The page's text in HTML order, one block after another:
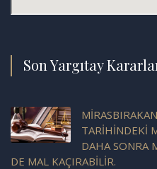
Son Yargıtay
TARİHİNDEKİ
DAHA SONRA
DE MAL KAÇIRABİLİR.